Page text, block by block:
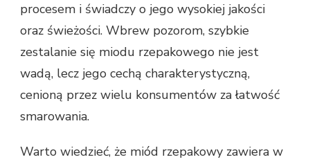
procesem i świadczy o jego wysokiej jakości
oraz świeżości. Wbrew pozorom, szybkie
zestalanie się miodu rzepakowego nie jest
wadą, lecz jego cechą charakterystyczną,
cenioną przez wielu konsumentów za łatwość
smarowania.
Warto wiedzieć, że miód rzepakowy zawiera w